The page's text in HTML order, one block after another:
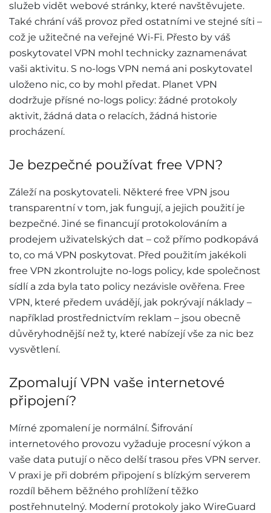
služeb vidět webové stránky, které navštěvujete.
Také chrání váš provoz před ostatními ve stejné síti –
což je užitečné na veřejné Wi-Fi. Přesto by váš
poskytovatel VPN mohl technicky zaznamenávat
vaši aktivitu. S no-logs VPN nemá ani poskytovatel
uloženo nic, co by mohl předat. Planet VPN
dodržuje přísné no-logs policy: žádné protokoly
aktivit, žádná data o relacích, žádná historie
procházení.
Je bezpečné používat free VPN?
Záleží na poskytovateli. Některé free VPN jsou
transparentní v tom, jak fungují, a jejich použití je
bezpečné. Jiné se financují protokolováním a
prodejem uživatelských dat – což přímo podkopává
to, co má VPN poskytovat. Před použitím jakékoli
free VPN zkontrolujte no-logs policy, kde společnost
sídlí a zda byla tato policy nezávisle ověřena. Free
VPN, které předem uvádějí, jak pokrývají náklady –
například prostřednictvím reklam – jsou obecně
důvěryhodnější než ty, které nabízejí vše za nic bez
vysvětlení.
Zpomalují VPN vaše internetové
připojení?
Mírné zpomalení je normální. Šifrování
internetového provozu vyžaduje procesní výkon a
vaše data putují o něco delší trasou přes VPN server.
V praxi je při dobrém připojení s blízkým serverem
rozdíl během běžného prohlížení těžko
postřehnutelný. Moderní protokoly jako WireGuard